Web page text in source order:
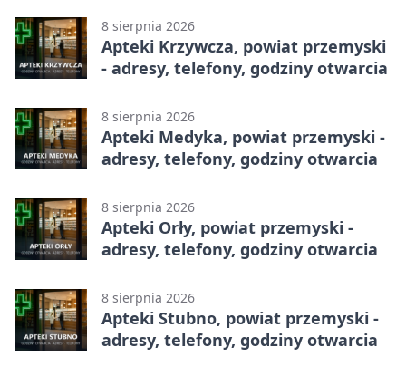
8 sierpnia 2026
Apteki Krzywcza, powiat przemyski
- adresy, telefony, godziny otwarcia
8 sierpnia 2026
Apteki Medyka, powiat przemyski -
adresy, telefony, godziny otwarcia
8 sierpnia 2026
Apteki Orły, powiat przemyski -
adresy, telefony, godziny otwarcia
8 sierpnia 2026
Apteki Stubno, powiat przemyski -
adresy, telefony, godziny otwarcia